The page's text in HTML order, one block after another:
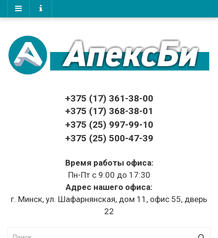
+375 (17) 361-38-00
+375 (17) 368-38-01
+375 (25) 997-99-10
+375 (25) 500-47-39
Время работы офиса:
Пн-Пт с 9:00 до 17:30
Адрес нашего офиса:
г. Минск, ул. Шафарнянская, дом 11, офис 55, дверь
22